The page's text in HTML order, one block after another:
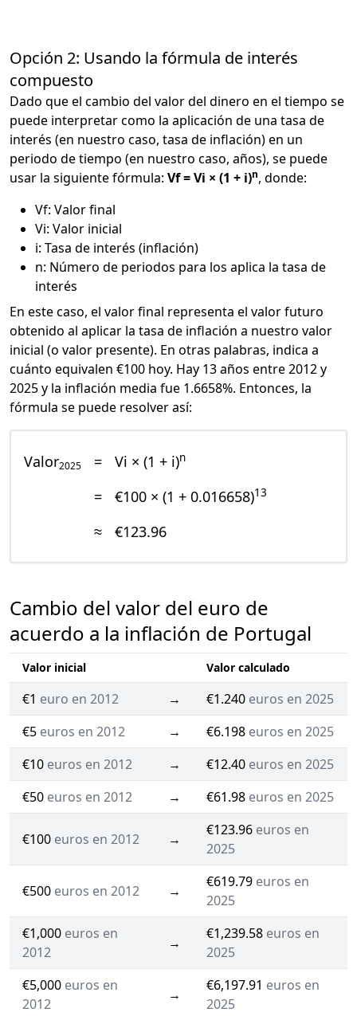
Opción 2: Usando la fórmula de interés
compuesto
Dado que el cambio del valor del dinero en el tiempo se
puede interpretar como la aplicación de una tasa de
interés (en nuestro caso, tasa de inflación) en un
periodo de tiempo (en nuestro caso, años), se puede
usar la siguiente fórmula: Vf = Vi × (1 + i)n, donde:
Vf: Valor final
Vi: Valor inicial
i: Tasa de interés (inflación)
n: Número de periodos para los aplica la tasa de
interés
En este caso, el valor final representa el valor futuro
obtenido al aplicar la tasa de inflación a nuestro valor
inicial (o valor presente). En otras palabras, indica a
cuánto equivalen €100 hoy. Hay 13 años entre 2012 y
2025 y la inflación media fue 1.6658%. Entonces, la
fórmula se puede resolver así:
Valor2025 = Vi × (1 + i)n
= €100 × (1 + 0.016658)13
≈ €123.96
Cambio del valor del euro de
acuerdo a la inflación de Portugal
Valor inicial Valor calculado
€1 euro en 2012 → €1.240 euros en 2025
€5 euros en 2012 → €6.198 euros en 2025
€10 euros en 2012 → €12.40 euros en 2025
€50 euros en 2012 → €61.98 euros en 2025
€100 euros en 2012 →
€123.96 euros en
2025
€500 euros en 2012 →
€619.79 euros en
2025
€1,000 euros en
2012
→
€1,239.58 euros en
2025
€5,000 euros en
2012
→
€6,197.91 euros en
2025